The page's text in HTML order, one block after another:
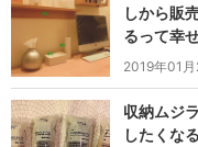
しから販
るって幸
2019年01
収納ムジ
したくな